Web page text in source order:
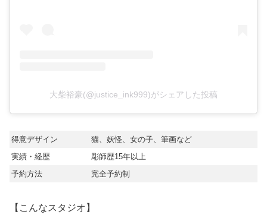
大柴裕豪(@justice_ink999)がシェアした投稿
得意デザイン
猫、妖怪、女の子、筆画など
実績・経歴
彫師歴15年以上
予約方法
完全予約制
【こんなスタジオ】